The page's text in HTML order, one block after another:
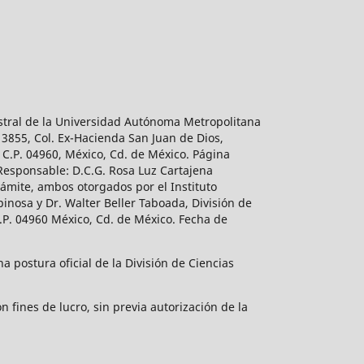
de la Universidad Autónoma Metropolitana
Col. Ex-Hacienda San Juan de Dios,
04960, México, Cd. de México. Página
D.C.G. Rosa Luz Cartajena
ambos otorgados por el Instituto
y Dr. Walter Beller Taboada, División de
04960 México, Cd. de México. Fecha de
postura oficial de la División de Ciencias
fines de lucro, sin previa autorización de la